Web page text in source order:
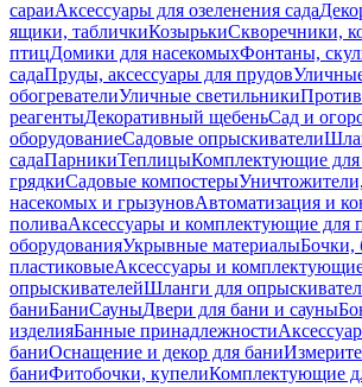
сараиАксессуары для озеленения сада
ящики, табличкиКозырькиСкворечники,
птицДомики для насекомыхФонтаны,
садаПруды, аксессуары для прудов
обогревателиУличные светильники
реагентыДекоративный щебеньСад и
оборудованиеСадовые опрыскиватели
садаПарникиТеплицыКомплектующие для
грядкиСадовые компостеры
насекомых и грызуновАвтоматизация и
поливаАксессуары и комплектующие для
оборудованияУкрывные материалыБочки,
пластиковыеАксессуары и
опрыскивателейШланги для
баниБаниСауныДвери для бани и сауны
изделияБанные принадлежности
баниОснащение и декор для бани
баниФитобочки, купелиКомплектующие